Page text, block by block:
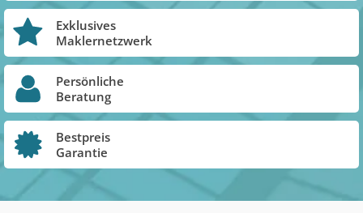
Exklusives
Maklernetzwerk
Persönliche
Beratung
Bestpreis
Garantie